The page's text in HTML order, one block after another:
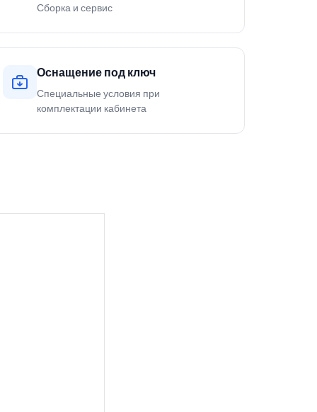
Сборка и сервис
Оснащение под ключ
Специальные условия при
комплектации кабинета